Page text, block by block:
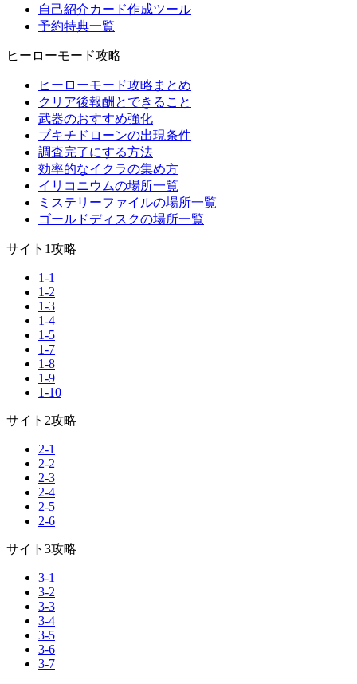
自己紹介カード作成ツール
予約特典一覧
ヒーローモード攻略
ヒーローモード攻略まとめ
クリア後報酬とできること
武器のおすすめ強化
ブキチドローンの出現条件
調査完了にする方法
効率的なイクラの集め方
イリコニウムの場所一覧
ミステリーファイルの場所一覧
ゴールドディスクの場所一覧
サイト1攻略
1-1
1-2
1-3
1-4
1-5
1-7
1-8
1-9
1-10
サイト2攻略
2-1
2-2
2-3
2-4
2-5
2-6
サイト3攻略
3-1
3-2
3-3
3-4
3-5
3-6
3-7